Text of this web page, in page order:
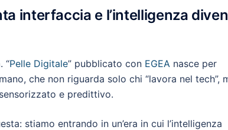
interfaccia e l’intelligenza
“Pelle Digitale” pubblicato con EGEA nasce per
che non riguarda solo chi “lavora nel tech”,
e predittivo.
stiamo entrando in un’era in cui l’intelligenza